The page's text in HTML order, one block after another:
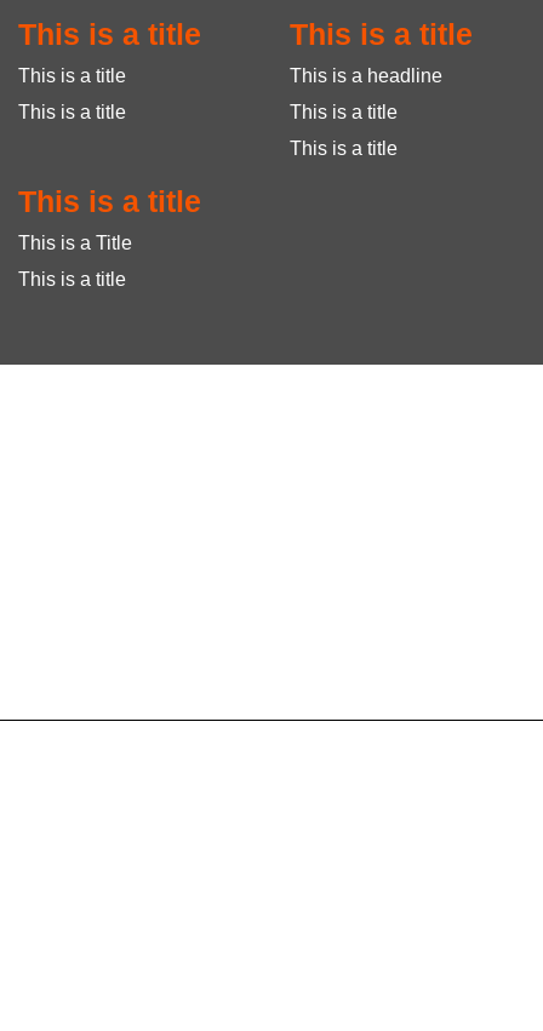
This is a title
This is a title
This is a title
This is a title
This is a headline
This is a title
This is a title
This is a title
This is a Title
This is a title